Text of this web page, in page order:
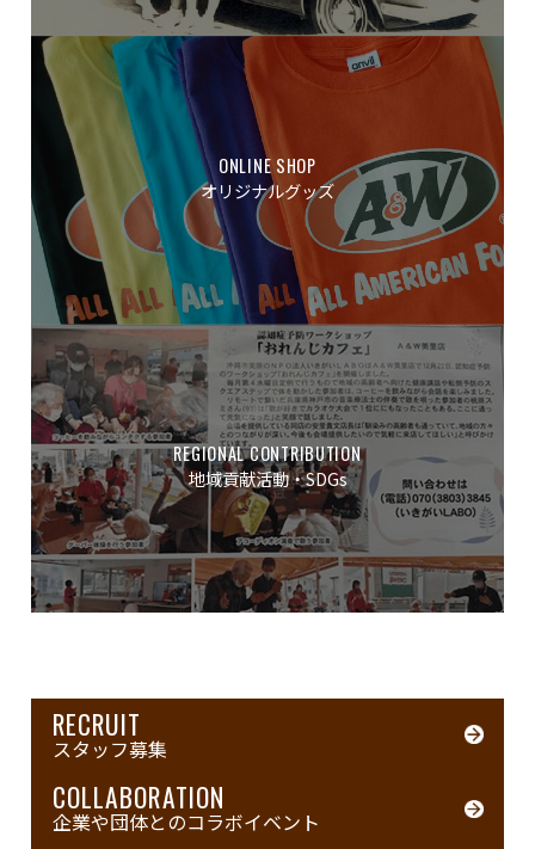
ONLINE SHOP
オリジナルグッズ
REGIONAL CONTRIBUTION
地域貢献活動・SDGs
RECRUIT
スタッフ募集
COLLABORATION
企業や団体とのコラボイベント